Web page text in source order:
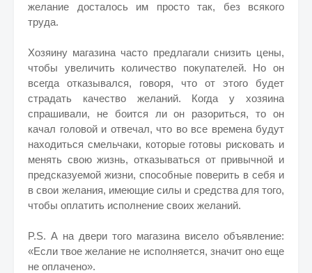
желание досталось им просто так, без всякого
труда.
Хозяину магазина часто предлагали снизить цены,
чтобы увеличить количество покупателей. Но он
всегда отказывался, говоря, что от этого будет
страдать качество желаний. Когда у хозяина
спрашивали, не боится ли он разориться, то он
качал головой и отвечал, что во все времена будут
находиться смельчаки, которые готовы рисковать и
менять свою жизнь, отказываться от привычной и
предсказуемой жизни, способные поверить в себя и
в свои желания, имеющие силы и средства для того,
чтобы оплатить исполнение своих желаний.
P.S. А на двери того магазина висело объявление:
«Если твое желание не исполняется, значит оно еще
не оплачено».